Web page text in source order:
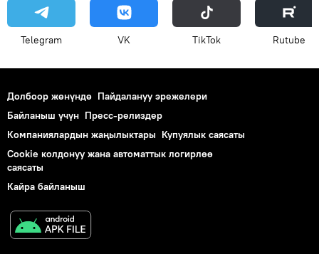
Telegram VK ТikТоk Rutube
Долбоор жөнүндө Пайдалануу эрежелери
Байланыш үчүн Пресс-релиздер
Компаниялардын жаңылыктары Купуялык саясаты
Cookie колдонуу жана автоматтык логирлөө
саясаты
Кайра байланыш